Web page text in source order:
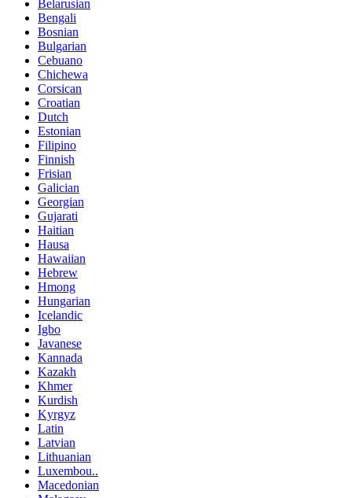
Belarusian
Bengali
Bosnian
Bulgarian
Cebuano
Chichewa
Corsican
Croatian
Dutch
Estonian
Filipino
Finnish
Frisian
Galician
Georgian
Gujarati
Haitian
Hausa
Hawaiian
Hebrew
Hmong
Hungarian
Icelandic
Igbo
Javanese
Kannada
Kazakh
Khmer
Kurdish
Kyrgyz
Latin
Latvian
Lithuanian
Luxembou..
Macedonian